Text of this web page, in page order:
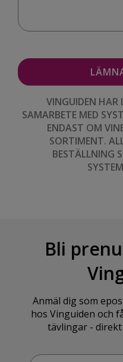
VINGUIDEN HAR
SAMARBETE MED
ENDAST OM
SORTIMENT.
BESTÄLLNING
Bli
Anmäl dig som
hos Vinguiden och
tävlingar -